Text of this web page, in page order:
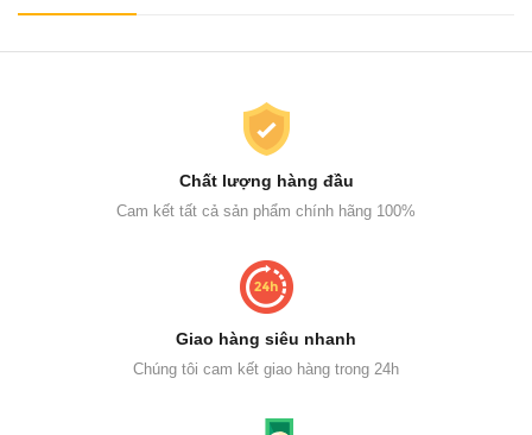
Chất lượng hàng đầu
Cam kết tất cả sản phẩm chính hãng 100%
Giao hàng siêu nhanh
Chúng tôi cam kết giao hàng trong 24h